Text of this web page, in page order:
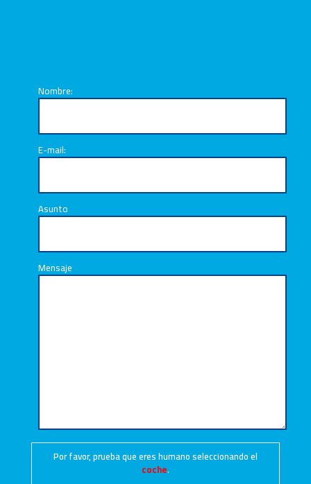
Nombre:
E-mail:
Asunto
Mensaje
Por favor, prueba que eres humano seleccionando el
coche.